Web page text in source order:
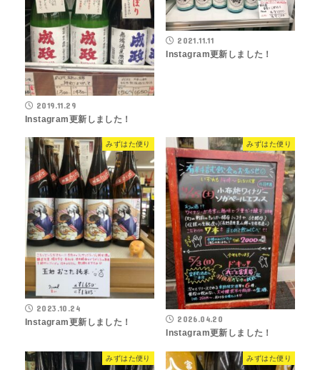
2019.11.29
Instagram更新しました！
2021.11.11
Instagram更新しました！
みずはた便り
2023.10.24
Instagram更新しました！
みずはた便り
2026.04.20
Instagram更新しました！
みずはた便り みずはた便り